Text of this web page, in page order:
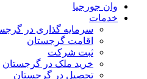
وان جورجیا
خدمات
سرمایه گذاری در
اقامت گرجستان
ثبت شرکت
خرید ملک در گرجستان
تحصیل در گرجستان